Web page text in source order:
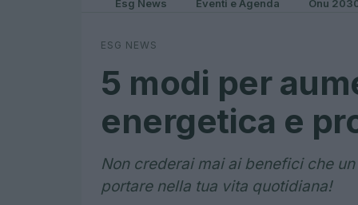
Esg News Eventi e Agenda Onu
ESG NEWS
5 modi per
energetica e
Non crederai mai ai benefici che
portare nella tua vita quotidiana!